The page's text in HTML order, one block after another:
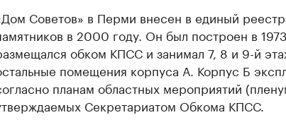
Советов» в Перми внесен в единый
в 2000 году. Он был построен в
обком КПСС и занимал 7, 8 и 9-й
помещения корпуса А. Корпус Б
планам областных мероприятий
Секретариатом Обкома КПСС.